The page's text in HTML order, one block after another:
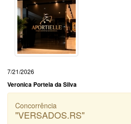
7/21/2026
Veronica Portela da Silva
Concorrência
"VERSADOS.RS"